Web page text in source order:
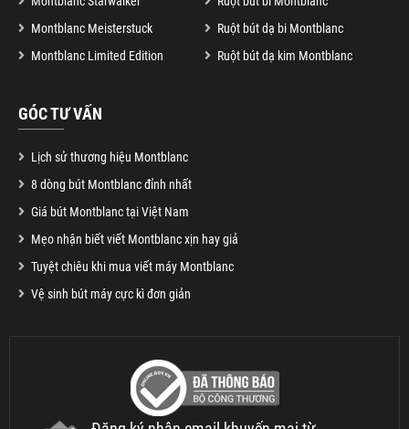
Montblanc Meisterstuck
Ruột bút dạ bi Montblanc
Montblanc Limited Edition
Ruột bút dạ kim Montblanc
GÓC TƯ VẤN
Lịch sử thương hiệu Montblanc
8 dòng bút Montblanc đỉnh nhất
Giá bút Montblanc tại Việt Nam
Mẹo nhận biết viết Montblanc xịn hay giả
Tuyệt chiêu khi mua viết máy Montblanc
Vệ sinh bút máy cực kì đơn giản